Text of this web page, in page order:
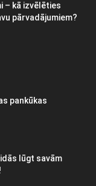
– kā izvēlēties
pārvadājumiem?
pankūkas
lūgt savām